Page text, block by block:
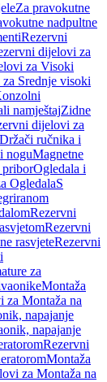
Za pravokutne
nadpultne
Rezervni
dijelovi za
za Visoki
Srednje visoki
namještajZidne
dijelovi za
Držači ručnika i
noguMagnetne
priborOgledala i
OgledalaS
Rezervni
Rezervni
rasvjeteRezervni
za
Montaža
za Montaža na
napajanje
napajanje
Rezervni
Montaža
za Montaža na